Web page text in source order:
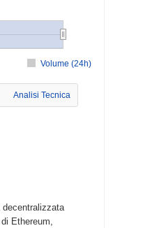
Volume (24h)
Analisi Tecnica
decentralizzata
Ethereum,